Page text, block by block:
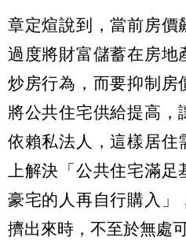
章定煊說到，當前房價
過度將財富儲蓄在房地
炒房行為，而要抑制房
將公共住宅供給提高，
依賴私法人，這樣居住
上解決「公共住宅滿
豪宅的人再自行購入」
擠出來時，不至於無處可